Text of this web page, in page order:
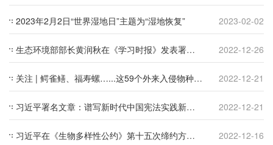
2023年2月2日“世界湿地日”主题为“湿地恢复” 2023-02-02
生态环境部部长黄润秋在《学习时报》发表署名文章《深入学习贯彻党的二十大精神 努力建设人与自然和谐共生的美丽中国》 2022-12-26
关注 | 鳄雀鳝、福寿螺…...这59个外来入侵物种上了“黑名单” 2022-12-21
习近平署名文章：谱写新时代中国宪法实践新篇章——纪念现行宪法公布施行40周年 2022-12-21
习近平在《生物多样性公约》第十五次缔约方大会第二阶段高级别会议开幕式上的致辞（全文） 2022-12-16